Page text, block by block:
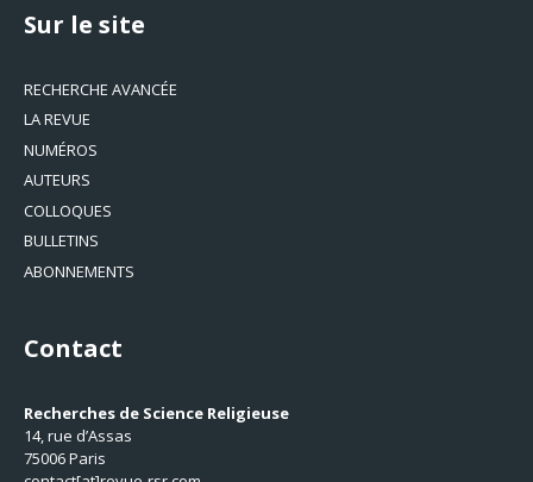
Sur le site
RECHERCHE AVANCÉE
LA REVUE
NUMÉROS
AUTEURS
COLLOQUES
BULLETINS
ABONNEMENTS
Contact
Recherches de Science Religieuse
14, rue d’Assas
75006 Paris